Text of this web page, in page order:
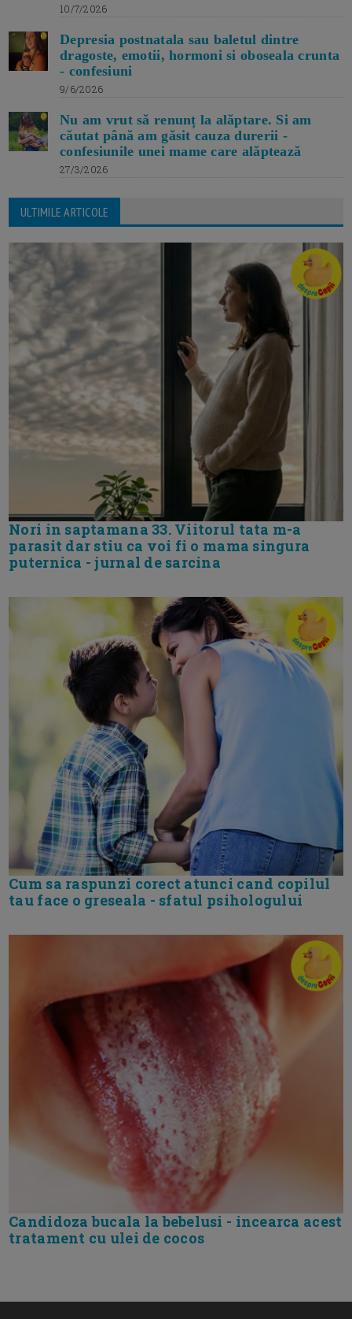
10/7/2026
Depresia postnatala sau baletul dintre
dragoste, emotii, hormoni si oboseala crunta
- confesiuni
9/6/2026
Nu am vrut să renunț la alăptare. Si am
căutat până am găsit cauza durerii -
confesiunile unei mame care alăptează
27/3/2026
ULTIMILE ARTICOLE
Nori in saptamana 33. Viitorul tata m-a
parasit dar stiu ca voi fi o mama singura
puternica - jurnal de sarcina
Cum sa raspunzi corect atunci cand copilul
tau face o greseala - sfatul psihologului
Candidoza bucala la bebelusi - incearca acest
tratament cu ulei de cocos